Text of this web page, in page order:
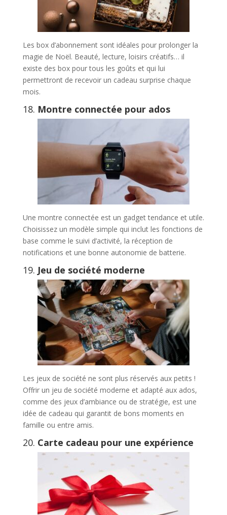
Les box d’abonnement sont idéales pour prolonger la
magie de Noël. Beauté, lecture, loisirs créatifs… il
existe des box pour tous les goûts et qui lui
permettront de recevoir un cadeau surprise chaque
mois.
18. Montre connectée pour ados
Une montre connectée est un gadget tendance et utile.
Choisissez un modèle simple qui inclut les fonctions de
base comme le suivi d’activité, la réception de
notifications et une bonne autonomie de batterie.
19. Jeu de société moderne
Les jeux de société ne sont plus réservés aux petits !
Offrir un jeu de société moderne et adapté aux ados,
comme des jeux d’ambiance ou de stratégie, est une
idée de cadeau qui garantit de bons moments en
famille ou entre amis.
20. Carte cadeau pour une expérience